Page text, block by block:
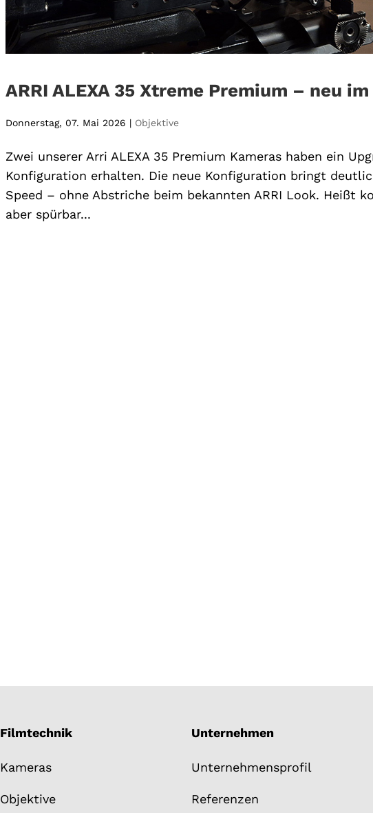
ARRI ALEXA 35 Xtreme Premium – neu
Donnerstag, 07. Mai 2026 | Objektive
Zwei unserer Arri ALEXA 35 Premium Kameras haben ein
Konfiguration erhalten. Die neue Konfiguration bringt
Speed – ohne Abstriche beim bekannten ARRI Look. Heißt
aber spürbar...
Filmtechnik
Kameras
Objektive
Unternehmen
Unternehmensprofil
Referenzen